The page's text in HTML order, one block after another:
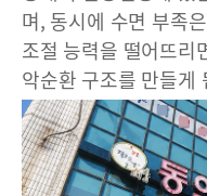
며, 동시에 수면 부족
조절 능력을 떨어뜨리
악순환 구조를 만들게